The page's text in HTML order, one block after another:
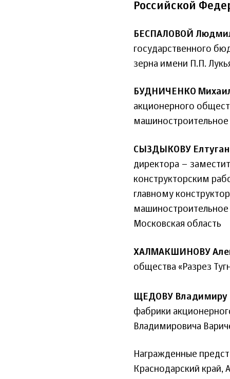
Российской
БЕСПАЛОВОЙ
государственного
зерна имени П.П.
БУДНИЧЕНКО
акционерного
машиностроительное
СЫЗДЫКОВУ
директора –
конструкторским
главному
машиностроительное
Московская область
ХАЛМАКШИНОВУ
общества «Разрез
ЩЕДОВУ Владимиру
фабрики
Владимировича
Награжденные
Краснодарский край,